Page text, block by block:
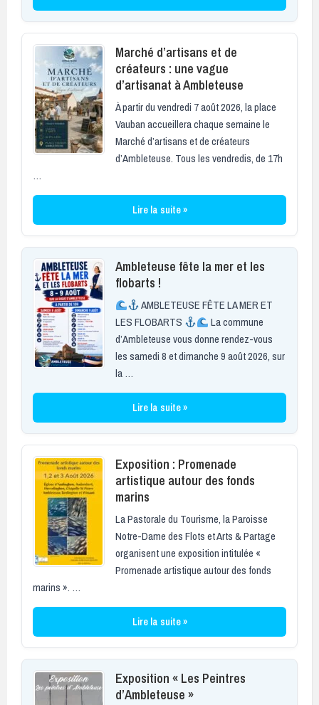
Marché d’artisans et de
créateurs : une vague
d’artisanat à Ambleteuse
À partir du vendredi 7 août 2026, la place
Vauban accueillera chaque semaine le
Marché d’artisans et de créateurs
d’Ambleteuse. Tous les vendredis, de 17h
…
Lire la suite »
Ambleteuse fête la mer et les
flobarts !
AMBLETEUSE FÊTE LA MER ET
LES FLOBARTS
La commune
d’Ambleteuse vous donne rendez-vous
les samedi 8 et dimanche 9 août 2026, sur
la …
Lire la suite »
Exposition : Promenade
artistique autour des fonds
marins
La Pastorale du Tourisme, la Paroisse
Notre-Dame des Flots et Arts & Partage
organisent une exposition intitulée «
Promenade artistique autour des fonds
marins ». …
Lire la suite »
Exposition « Les Peintres
d’Ambleteuse »